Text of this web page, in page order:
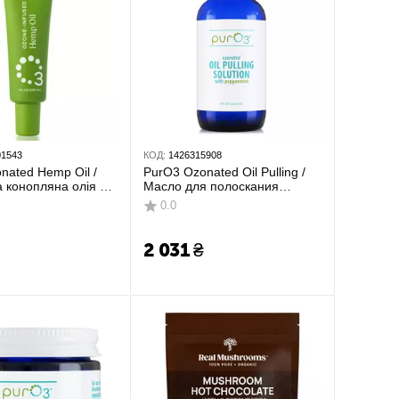
Hemp Oil /
олія 1
КОД: 1426315908
PurO3 Ozonated Oil Pulling /
Масло для полоскания
полости рта 236 мл
0.0
2 031₴